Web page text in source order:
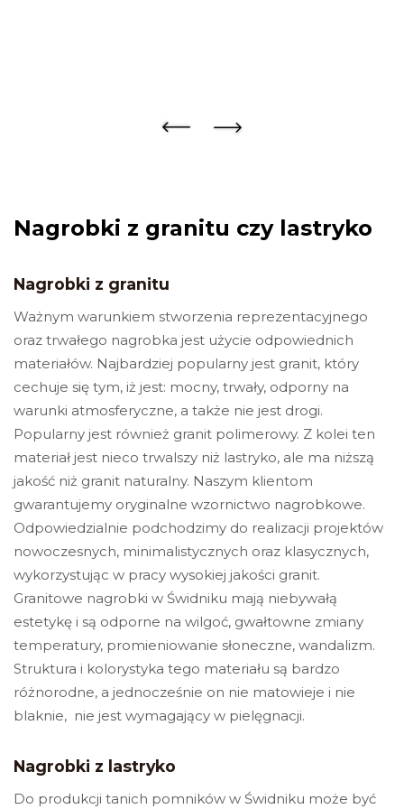
Nagrobki z granitu czy lastryko
Nagrobki z granitu
Ważnym warunkiem stworzenia reprezentacyjnego
oraz trwałego nagrobka jest użycie odpowiednich
materiałów. Najbardziej popularny jest granit, który
cechuje się tym, iż jest: mocny, trwały, odporny na
warunki atmosferyczne, a także nie jest drogi.
Popularny jest również granit polimerowy. Z kolei ten
materiał jest nieco trwalszy niż lastryko, ale ma niższą
jakość niż granit naturalny. Naszym klientom
gwarantujemy oryginalne wzornictwo nagrobkowe.
Odpowiedzialnie podchodzimy do realizacji projektów
nowoczesnych, minimalistycznych oraz klasycznych,
wykorzystując w pracy wysokiej jakości granit.
Granitowe nagrobki w Świdniku mają niebywałą
estetykę i są odporne na wilgoć, gwałtowne zmiany
temperatury, promieniowanie słoneczne, wandalizm.
Struktura i kolorystyka tego materiału są bardzo
różnorodne, a jednocześnie on nie matowieje i nie
blaknie, nie jest wymagający w pielęgnacji.
Nagrobki z lastryko
Do produkcji tanich pomników w Świdniku może być